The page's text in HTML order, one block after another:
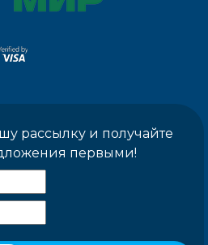
рассылку и получайте
первыми!